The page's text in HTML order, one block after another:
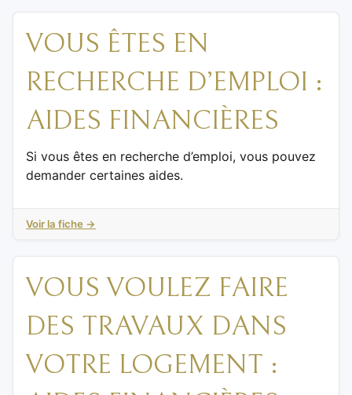
VOUS ÊTES EN
RECHERCHE D’EMPLOI :
AIDES FINANCIÈRES
Si vous êtes en recherche d’emploi, vous pouvez
demander certaines aides.
Voir la fiche →
VOUS VOULEZ FAIRE
DES TRAVAUX DANS
VOTRE LOGEMENT :